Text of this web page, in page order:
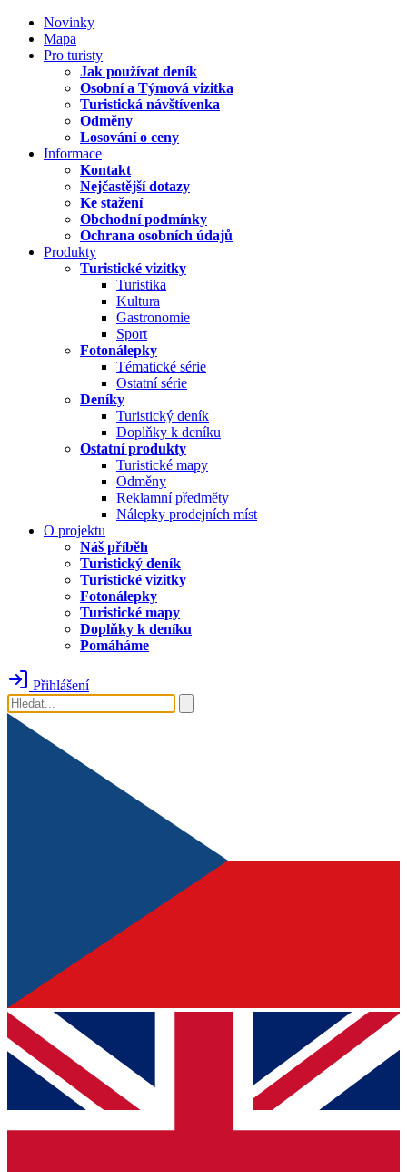
Novinky
Mapa
Pro turisty
Jak používat deník
Osobní a Týmová vizitka
Turistická návštívenka
Odměny
Losování o ceny
Informace
Kontakt
Nejčastější dotazy
Ke stažení
Obchodní podmínky
Ochrana osobních údajů
Produkty
Turistické vizitky
Turistika
Kultura
Gastronomie
Sport
Fotonálepky
Tématické série
Ostatní série
Deníky
Turistický deník
Doplňky k deníku
Ostatní produkty
Turistické mapy
Odměny
Reklamní předměty
Nálepky prodejních míst
O projektu
Náš příběh
Turistický deník
Turistické vizitky
Fotonálepky
Turistické mapy
Doplňky k deníku
Pomáháme
Přihlášení